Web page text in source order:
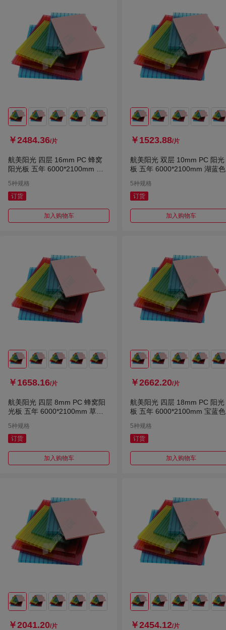
￥2484.36/片
航美阳光 四层 16mm PC 蜂窝
阳光板 五年 6000*2100mm 湖
5种规格
订货
加入购物车
￥1523.88/片
航美阳光 双层 10mm PC 阳光
板 五年 6000*2100mm 湖蓝色
5种规格
订货
加入购物车
￥1658.16/片
航美阳光 四层 8mm PC 蜂窝阳
光板 五年 6000*2100mm 草绿
5种规格
订货
加入购物车
￥2662.20/片
航美阳光 四层 18mm PC 阳光
板 五年 6000*2100mm 宝蓝色
5种规格
订货
加入购物车
￥2041.20/片 ￥2454.12/片